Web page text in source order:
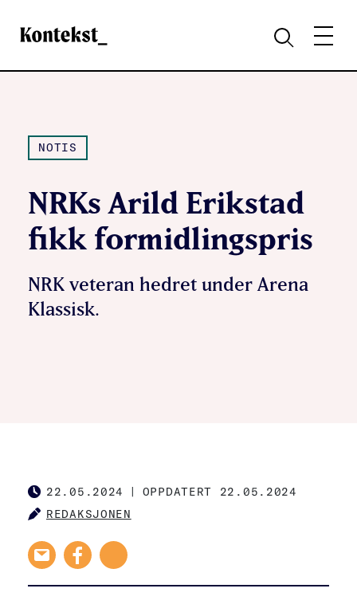
Kontekst
SØKMENY
NOTIS
NRKs Arild Erikstad
fikk formidlingspris
NRK veteran hedret under Arena
Klassisk.
PUBLISHED
22.05.2024 OPPDATERT 22.05.2024
AUTHOR
REDAKSJONEN